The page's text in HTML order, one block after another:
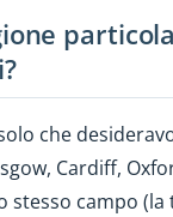
che
Cardiff,
stesso campo